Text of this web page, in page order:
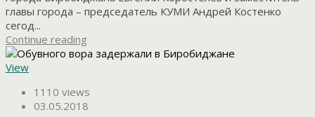
главы города – председатель КУМИ Андрей Костенко
сегод...
Continue reading
View
1110 views
03.05.2018